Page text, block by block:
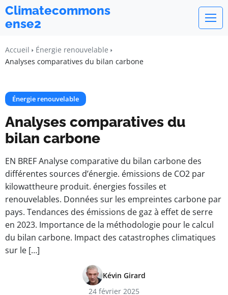
Climatecommons
ense2
Accueil
Énergie renouvelable
Analyses comparatives du bilan carbone
Énergie renouvelable
Analyses comparatives du
bilan carbone
EN BREF Analyse comparative du bilan carbone des
différentes sources d’énergie. émissions de CO2 par
kilowattheure produit. énergies fossiles et
renouvelables. Données sur les empreintes carbone par
pays. Tendances des émissions de gaz à effet de serre
en 2023. Importance de la méthodologie pour le calcul
du bilan carbone. Impact des catastrophes climatiques
sur le […]
Kévin Girard
24 février 2025